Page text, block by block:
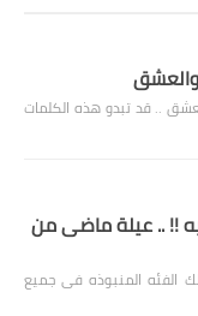
والعشق
.. قد تبدو هذه الكلمات
!! .. عيلة ماضى من
الفئه المنبوذه فى جميع